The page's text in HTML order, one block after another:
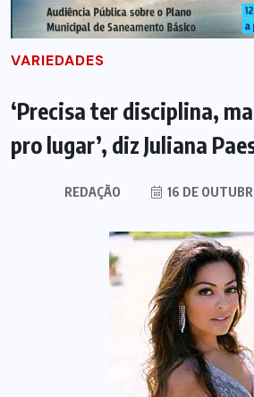
VARIEDADES
‘Precisa ter disciplina,
pro lugar’, diz Juliana
REDAÇÃO 16 DE